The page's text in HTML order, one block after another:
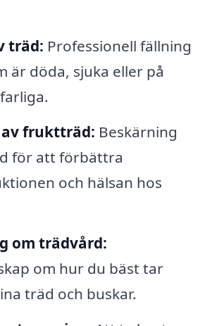
träd: Professionell fällning
är döda, sjuka eller på
fruktträd: Beskärning
för att förbättra
och hälsan hos
om trädvård:
om hur du bäst tar
träd och buskar.